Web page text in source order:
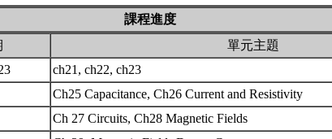
課程進度
單元主題
ch21, ch22, ch23
Ch25 Capacitance, Ch26 Current and Resistivity
Ch 27 Circuits, Ch28 Magnetic Fields